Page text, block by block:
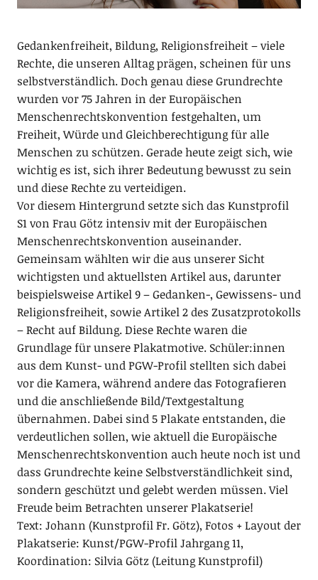
Gedankenfreiheit, Bildung, Religionsfreiheit – viele
Rechte, die unseren Alltag prägen, scheinen für uns
selbstverständlich. Doch genau diese Grundrechte
wurden vor 75 Jahren in der Europäischen
Menschenrechtskonvention festgehalten, um
Freiheit, Würde und Gleichberechtigung für alle
Menschen zu schützen. Gerade heute zeigt sich, wie
wichtig es ist, sich ihrer Bedeutung bewusst zu sein
und diese Rechte zu verteidigen.
Vor diesem Hintergrund setzte sich das Kunstprofil
S1 von Frau Götz intensiv mit der Europäischen
Menschenrechtskonvention auseinander.
Gemeinsam wählten wir die aus unserer Sicht
wichtigsten und aktuellsten Artikel aus, darunter
beispielsweise Artikel 9 – Gedanken-, Gewissens- und
Religionsfreiheit, sowie Artikel 2 des Zusatzprotokolls
– Recht auf Bildung. Diese Rechte waren die
Grundlage für unsere Plakatmotive. Schüler:innen
aus dem Kunst- und PGW-Profil stellten sich dabei
vor die Kamera, während andere das Fotografieren
und die anschließende Bild/Textgestaltung
übernahmen. Dabei sind 5 Plakate entstanden, die
verdeutlichen sollen, wie aktuell die Europäische
Menschenrechtskonvention auch heute noch ist und
dass Grundrechte keine Selbstverständlichkeit sind,
sondern geschützt und gelebt werden müssen. Viel
Freude beim Betrachten unserer Plakatserie!
Text: Johann (Kunstprofil Fr. Götz), Fotos + Layout der
Plakatserie: Kunst/PGW-Profil Jahrgang 11,
Koordination: Silvia Götz (Leitung Kunstprofil)